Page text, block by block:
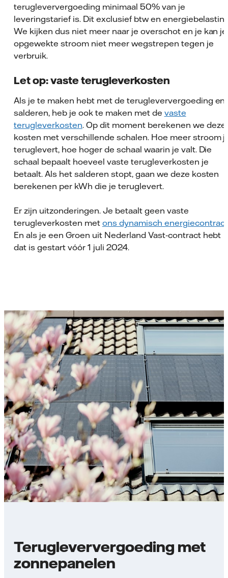
terugleververgoeding minimaal 50% van je
leveringstarief is. Dit exclusief btw en
We kijken dus niet meer naar je overschot en je kan je
opgewekte stroom niet meer wegstrepen tegen je
verbruik.
Let op: vaste terugleverkosten
Als je te maken hebt met de terugleververgoeding en
salderen, heb je ook te maken met de vaste
terugleverkosten. Op dit moment berekenen we deze
kosten met verschillende schalen. Hoe meer stroom
teruglevert, hoe hoger de schaal waarin je valt. Die
schaal bepaalt hoeveel vaste terugleverkosten je
betaalt. Als het salderen stopt, gaan we deze kosten
berekenen per kWh die je teruglevert.
Er zijn uitzonderingen. Je betaalt geen vaste
terugleverkosten met ons dynamisch energiecontract
En als je een Groen uit Nederland Vast‑contract hebt
dat is gestart vóór 1 juli 2024.
Terugleververgoeding met
zonnepanelen